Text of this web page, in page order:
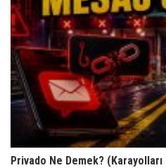
Privado Ne Demek?